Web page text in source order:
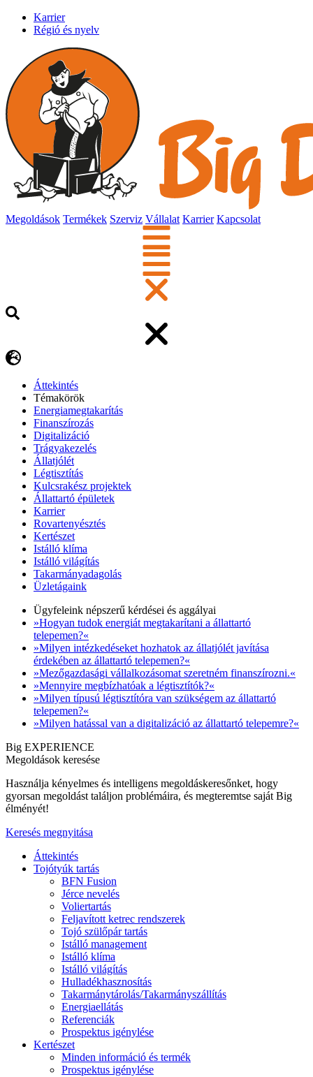
Karrier
Régió és nyelv
Megoldások Termékek Szerviz Vállalat Karrier Kapcsolat
Áttekintés
Témakörök
Energiamegtakarítás
Finanszírozás
Digitalizáció
Trágyakezelés
Állatjólét
Légtisztítás
Kulcsrakész projektek
Állattartó épületek
Karrier
Rovartenyésztés
Kertészet
Istálló klíma
Istálló világítás
Takarmányadagolás
Üzletágaink
Ügyfeleink népszerű kérdései és aggályai
»Hogyan tudok energiát megtakarítani a állattartó
telepemen?«
»Milyen intézkedéseket hozhatok az állatjólét javítása
érdekében az állattartó telepemen?«
»Mezőgazdasági vállalkozásomat szeretném finanszírozni.«
»Mennyire megbízhatóak a légtisztítók?«
»Milyen típusú légtisztítóra van szükségem az állattartó
telepemen?«
»Milyen hatással van a digitalizáció az állattartó telepemre?«
Big EXPERIENCE
Megoldások keresése
Használja kényelmes és intelligens megoldáskeresőnket, hogy
gyorsan megoldást találjon problémáira, és megteremtse saját Big
élményét!
Keresés megnyitása
Áttekintés
Tojótyúk tartás
BFN Fusion
Jérce nevelés
Voliertartás
Feljavított ketrec rendszerek
Tojó szülőpár tartás
Istálló management
Istálló klíma
Istálló világítás
Hulladékhasznosítás
Takarmánytárolás/Takarmányszállítás
Energiaellátás
Referenciák
Prospektus igénylése
Kertészet
Minden információ és termék
Prospektus igénylése